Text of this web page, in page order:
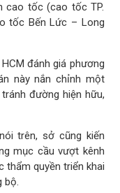
cao tốc (cao tốc TP.
tốc Bến Lức – Long
đánh giá phương
này nắn chỉnh một
đường hiện hữu,
trên, sở cũng kiến
mục cầu vượt kênh
thẩm quyền triển khai
bộ.